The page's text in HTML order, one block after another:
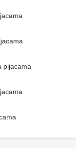
pijacama